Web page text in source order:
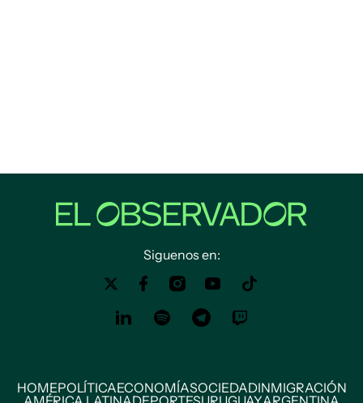
Siguenos en:
HOMEPOLÍTICAECONOMÍASOCIEDADINMIGRACIÓN